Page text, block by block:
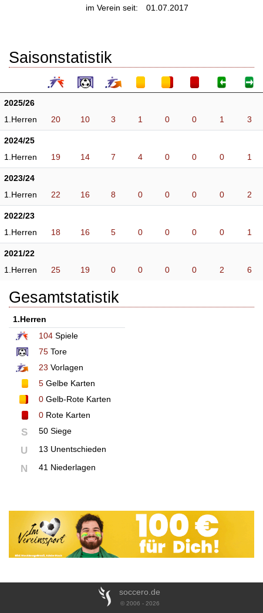
im Verein seit: 01.07.2017
Saisonstatistik
2025/26
1.Herren
20 10 3 1 0 0 1 3
2024/25
1.Herren
19 14 7 4 0 0 0 1
2023/24
1.Herren
22 16 8 0 0 0 0 2
2022/23
1.Herren
18 16 5 0 0 0 0 1
2021/22
1.Herren
25 19 0 0 0 0 2 6
Gesamtstatistik
1.Herren
104 Spiele
75 Tore
23 Vorlagen
5 Gelbe Karten
0 Gelb-Rote Karten
0 Rote Karten
S 50 Siege
U 13 Unentschieden
N 41 Niederlagen
soccero.de
© 2006 - 2026